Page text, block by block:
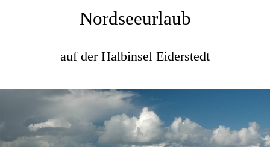
Nordseeurlaub
auf der Halbinsel Eiderstedt